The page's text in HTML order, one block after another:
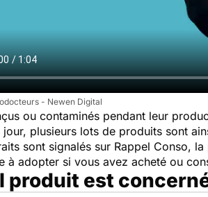
- Newen Digital
ou contaminés pendant leur
jour, plusieurs lots de produits sont
sont signalés sur Rappel Conso,
à adopter si vous avez acheté ou
produit est